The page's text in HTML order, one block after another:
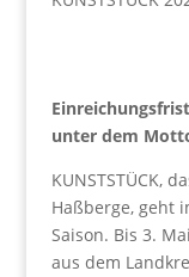
unter dem
KUNSTSTÜCK,
Haßberge, geht
Saison. Bis 3.
aus dem